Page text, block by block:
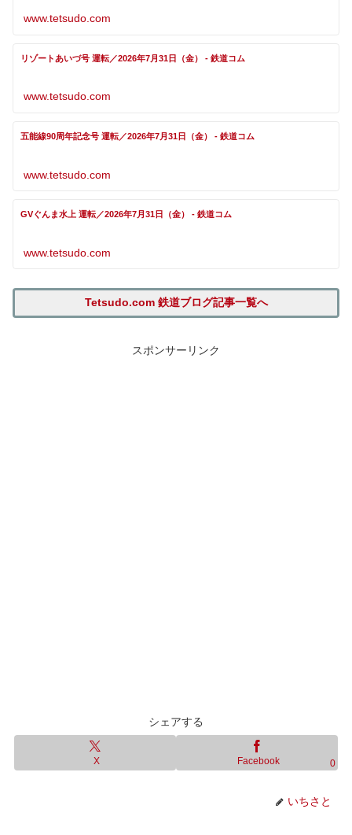
www.tetsudo.com
リゾートあいづ号 運転／2026年7月31日（金） - 鉄道コム
www.tetsudo.com
五能線90周年記念号 運転／2026年7月31日（金） - 鉄道コム
www.tetsudo.com
GVぐんま水上 運転／2026年7月31日（金） - 鉄道コム
www.tetsudo.com
Tetsudo.com 鉄道ブログ記事一覧へ
スポンサーリンク
シェアする
X Facebook 0
いちさと